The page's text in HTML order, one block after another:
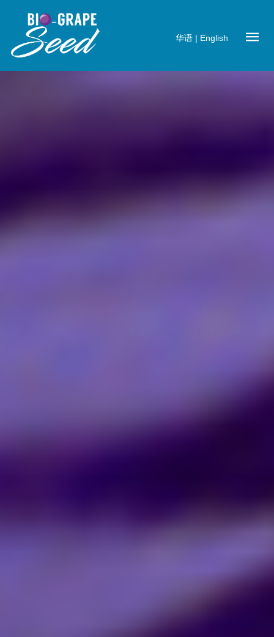
华语 | English